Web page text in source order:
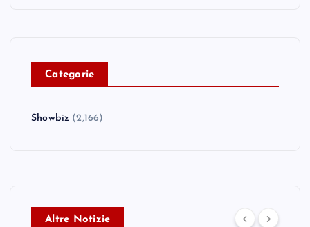
Categorie
Showbiz (2,166)
Altre Notizie